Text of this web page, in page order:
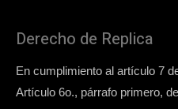
Derecho de Replica
En cumplimiento al artículo 7
Artículo 6o., párrafo primero,